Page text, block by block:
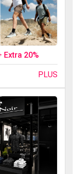
20%
PLUS